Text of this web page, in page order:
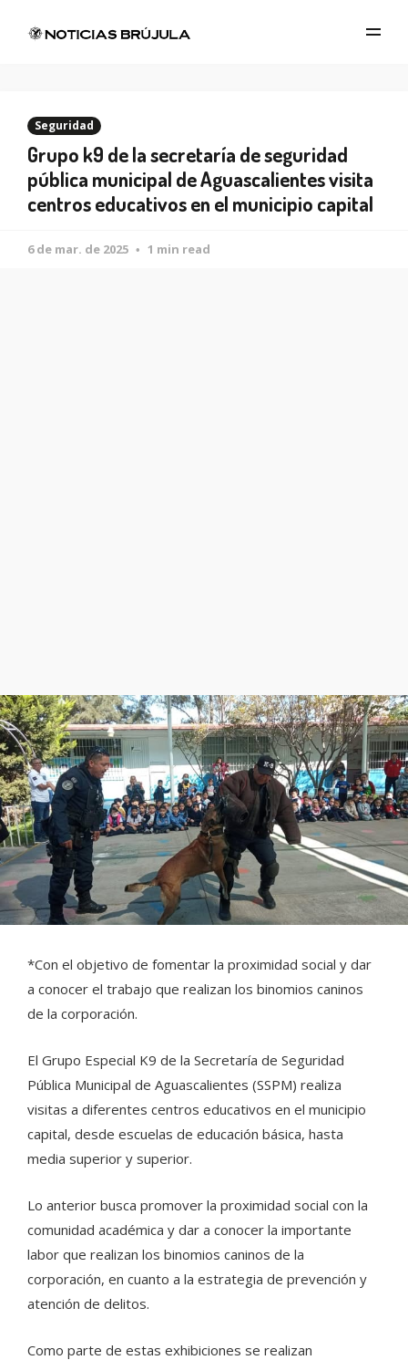
Seguridad
Grupo k9 de la secretaría de seguridad
pública municipal de Aguascalientes visita
centros educativos en el municipio capital
6 de mar. de 2025 1 min read
*Con el objetivo de fomentar la proximidad social y dar
a conocer el trabajo que realizan los binomios caninos
de la corporación.
El Grupo Especial K9 de la Secretaría de Seguridad
Pública Municipal de Aguascalientes (SSPM) realiza
visitas a diferentes centros educativos en el municipio
capital, desde escuelas de educación básica, hasta
media superior y superior.
Lo anterior busca promover la proximidad social con la
comunidad académica y dar a conocer la importante
labor que realizan los binomios caninos de la
corporación, en cuanto a la estrategia de prevención y
atención de delitos.
Como parte de estas exhibiciones se realizan